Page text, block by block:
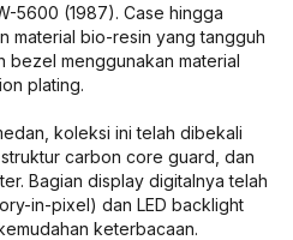
5600 (1987). Case hingga
material bio-resin yang tangguh
bezel menggunakan material
plating.
koleksi ini telah dibekali
carbon core guard, dan
Bagian display digitalnya telah
in-pixel) dan LED backlight
keterbacaan.